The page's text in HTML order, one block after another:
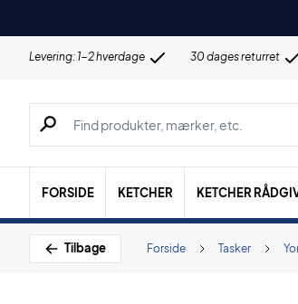
Levering: 1-2 hverdage 30 dages returret
Søg efter produkter, mærker etc.
FORSIDE KETCHER KETCHER
Tilbage Tasker
Forside